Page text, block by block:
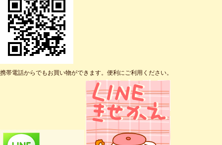
携帯電話からでもお買い物ができます。便利にご利用ください。